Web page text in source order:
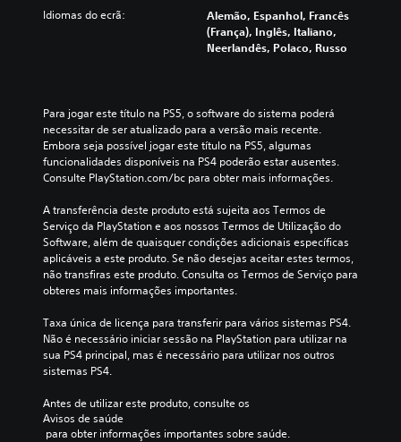
Idiomas do ecrã:
Alemão, Espanhol, Francês
(França), Inglês, Italiano,
Neerlandês, Polaco, Russo
Para jogar este título na PS5, o software do sistema poderá
necessitar de ser atualizado para a versão mais recente.
Embora seja possível jogar este título na PS5, algumas
funcionalidades disponíveis na PS4 poderão estar ausentes.
Consulte PlayStation.com/bc para obter mais informações.
A transferência deste produto está sujeita aos Termos de
Serviço da PlayStation e aos nossos Termos de Utilização do
Software, além de quaisquer condições adicionais específicas
aplicáveis a este produto. Se não desejas aceitar estes termos,
não transfiras este produto. Consulta os Termos de Serviço para
obteres mais informações importantes.
Taxa única de licença para transferir para vários sistemas PS4.
Não é necessário iniciar sessão na PlayStation para utilizar na
sua PS4 principal, mas é necessário para utilizar nos outros
sistemas PS4.
Antes de utilizar este produto, consulte os
Avisos de saúde
para obter informações importantes sobre saúde.